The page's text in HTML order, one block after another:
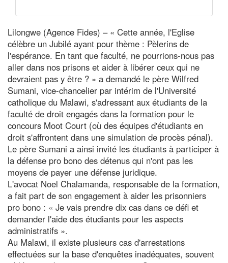
Lilongwe (Agence Fides) – « Cette année, l'Eglise
célèbre un Jubilé ayant pour thème : Pèlerins de
l'espérance. En tant que faculté, ne pourrions-nous pas
aller dans nos prisons et aider à libérer ceux qui ne
devraient pas y être ? » a demandé le père Wilfred
Sumani, vice-chancelier par intérim de l'Université
catholique du Malawi, s'adressant aux étudiants de la
faculté de droit engagés dans la formation pour le
concours Moot Court (où des équipes d'étudiants en
droit s'affrontent dans une simulation de procès pénal).
Le père Sumani a ainsi invité les étudiants à participer à
la défense pro bono des détenus qui n'ont pas les
moyens de payer une défense juridique.
L'avocat Noel Chalamanda, responsable de la formation,
a fait part de son engagement à aider les prisonniers
pro bono : « Je vais prendre dix cas dans ce défi et
demander l'aide des étudiants pour les aspects
administratifs ».
Au Malawi, il existe plusieurs cas d'arrestations
effectuées sur la base d'enquêtes inadéquates, souvent